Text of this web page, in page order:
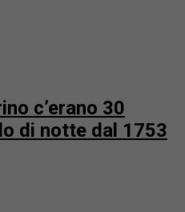
c’erano 30
di notte dal 1753